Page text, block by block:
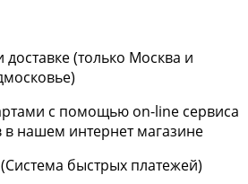
(только Москва и
с помощью on-line сервиса
в нашем интернет магазине
быстрых платежей)